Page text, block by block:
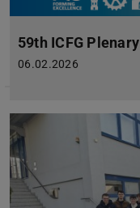
59th ICFG
06.02.2026